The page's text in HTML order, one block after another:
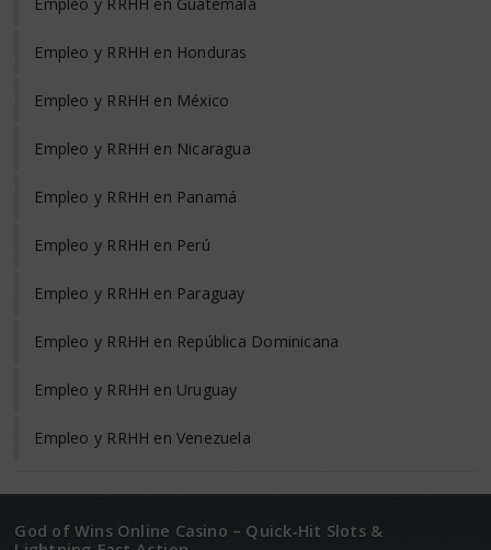
Empleo y RRHH en Honduras
Empleo y RRHH en México
Empleo y RRHH en Nicaragua
Empleo y RRHH en Panamá
Empleo y RRHH en Perú
Empleo y RRHH en Paraguay
Empleo y RRHH en República Dominicana
Empleo y RRHH en Uruguay
Empleo y RRHH en Venezuela
God of Wins Online Casino – Quick‑Hit Slots &